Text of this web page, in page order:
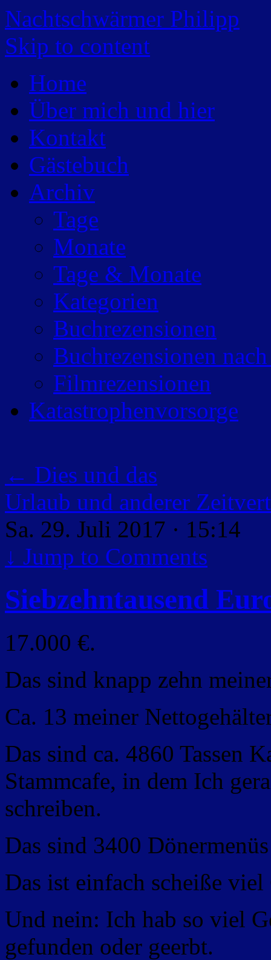
Nachtschwärmer Philipp
Skip to content
Home
Über mich und hier
Kontakt
Gästebuch
Archiv
Tage
Monate
Tage & Monate
Kategorien
Buchrezensionen
Buchrezensionen
Filmrezensionen
Katastrophenvorsorge
← Dies und das
Urlaub und anderer
Sa. 29. Juli 2017 · 15:14
↓ Jump to Comments
Siebzehntausend
17.000 €.
Das sind knapp zehn
Ca. 13 meiner
Das sind ca. 4860 Tassen
Stammcafe, in dem Ich
schreiben.
Das sind 3400
Das ist einfach scheiße viel
Und nein: Ich hab so viel
gefunden oder geerbt.